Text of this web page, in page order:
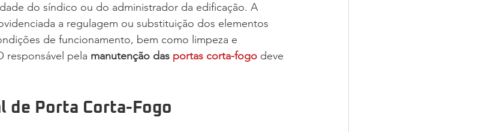
do síndico ou do administrador da edificação. A
a regulagem ou substituição dos elementos
de funcionamento, bem como limpeza e
responsável pela manutenção das portas corta-fogo deve
de Porta Corta-Fogo